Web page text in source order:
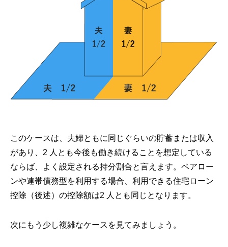
このケースは、夫婦ともに同じぐらいの貯蓄または収入
があり、2 人とも今後も働き続けることを想定している
ならば、よく設定される持分割合と言えます。ペアロー
ンや連帯債務型を利用する場合、利用できる住宅ローン
控除（後述）の控除額は2 人とも同じとなります。
次にもう少し複雑なケースを見てみましょう。